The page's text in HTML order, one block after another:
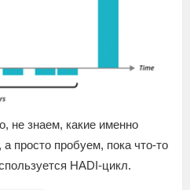
не знаем, какие именно
а просто пробуем, пока что-то
HADI-цикл.